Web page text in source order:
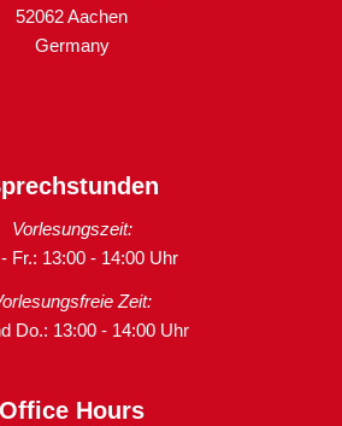
52062 Aachen
Germany
Vorlesungszeit:
Fr.: 13:00 - 14:00 Uhr
Zeit:
Do.: 13:00 - 14:00 Uhr
Office Hours